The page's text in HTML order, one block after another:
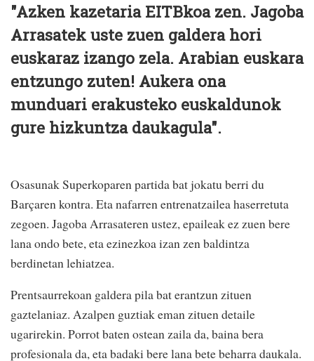
"Azken kazetaria EITBkoa zen. Jagoba
Arrasatek uste zuen galdera hori
euskaraz izango zela. Arabian euskara
entzungo zuten! Aukera ona
munduari erakusteko euskaldunok
gure hizkuntza daukagula".
Osasunak Superkoparen partida bat jokatu berri du
Barçaren kontra. Eta nafarren entrenatzailea haserretuta
zegoen. Jagoba Arrasateren ustez, epaileak ez zuen bere
lana ondo bete, eta ezinezkoa izan zen baldintza
berdinetan lehiatzea.
Prentsaurrekoan galdera pila bat erantzun zituen
gaztelaniaz. Azalpen guztiak eman zituen detaile
ugarirekin. Porrot baten ostean zaila da, baina bera
profesionala da, eta badaki bere lana bete beharra daukala.